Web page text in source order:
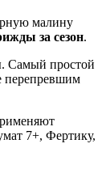
малину
за сезон.
Самый простой
перепревшим
7+, Фертику,